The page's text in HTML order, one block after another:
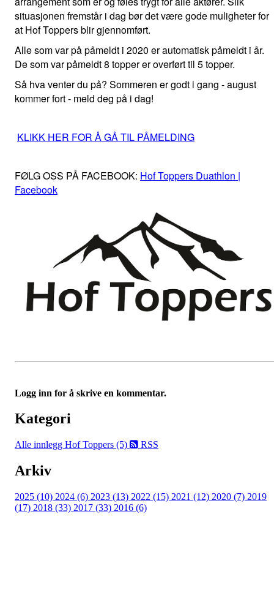
situasjonen fremstår i dag bør det være gode muligheter for
at Hof Toppers blir gjennomført.
Alle som var på påmeldt i 2020 er automatisk påmeldt i år.
De som var påmeldt 8 topper er overført til 5 topper.
Så hva venter du på? Sommeren er godt i gang - august
kommer fort - meld deg på i dag!
KLIKK HER FOR Å GÅ TIL PÅMELDING
FØLG OSS PÅ FACEBOOK: Hof Toppers Duathlon |
Facebook
Logg inn for å skrive en kommentar.
Kategori
Alle innlegg Hof Toppers (5) RSS
Arkiv
2025 (10) 2024 (6) 2023 (13) 2022 (15) 2021 (12) 2020 (7) 2019
(17) 2018 (33) 2017 (33) 2016 (6)